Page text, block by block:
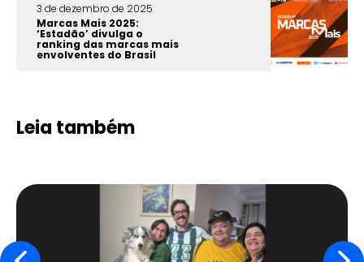
3 de dezembro de 2025
Marcas Mais 2025:
‘Estadão’ divulga o
ranking das marcas mais
envolventes do Brasil
Leia também